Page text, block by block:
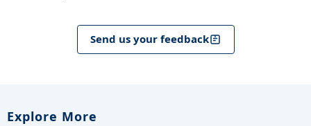
Send us your feedback
Explore More